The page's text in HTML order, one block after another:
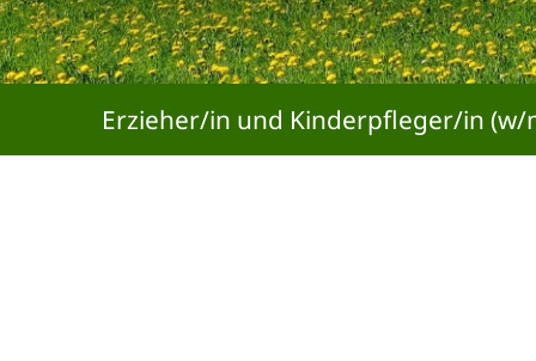
Satzungen
Satzungen
Erzieher/in und Kinderpfleger/in (w/